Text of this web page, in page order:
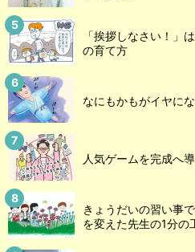
「挨拶しなさい！」
の育て方
なにもかもがイヤに
人気ゲームを完成へ
きょうだいの習い事
を変えた先生の1分の